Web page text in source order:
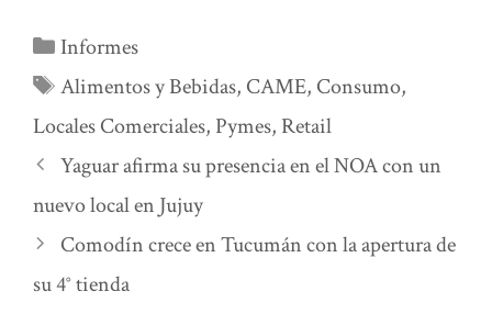
Categorías
Informes
Etiquetas
Alimentos y Bebidas, CAME, Consumo,
Locales Comerciales, Pymes, Retail
Yaguar afirma su presencia en el NOA con un
nuevo local en Jujuy
Comodín crece en Tucumán con la apertura de
su 4° tienda